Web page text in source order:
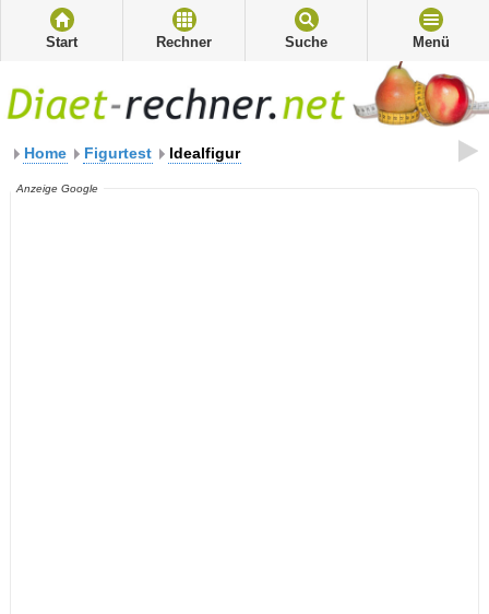
Start Rechner Suche Menü
Home Figurtest Idealfigur
Anzeige Google